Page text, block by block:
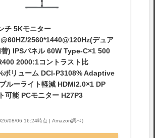
チ 5Kモニター
2560*1440@120Hz(デュア
) IPSパネル 60W Type-C×1 500
2000:1コントラスト比
ボリューム DCI-P3108% Adaptive
ルーライト軽減 HDMI2.0×1 DP
可能 PCモニター H27P3
08/06 16:24時点 | Amazon調べ）